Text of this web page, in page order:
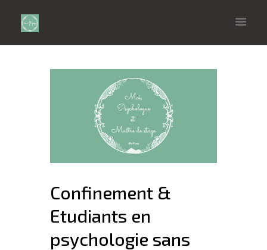
Confinement &
Etudiants en
psychologie sans